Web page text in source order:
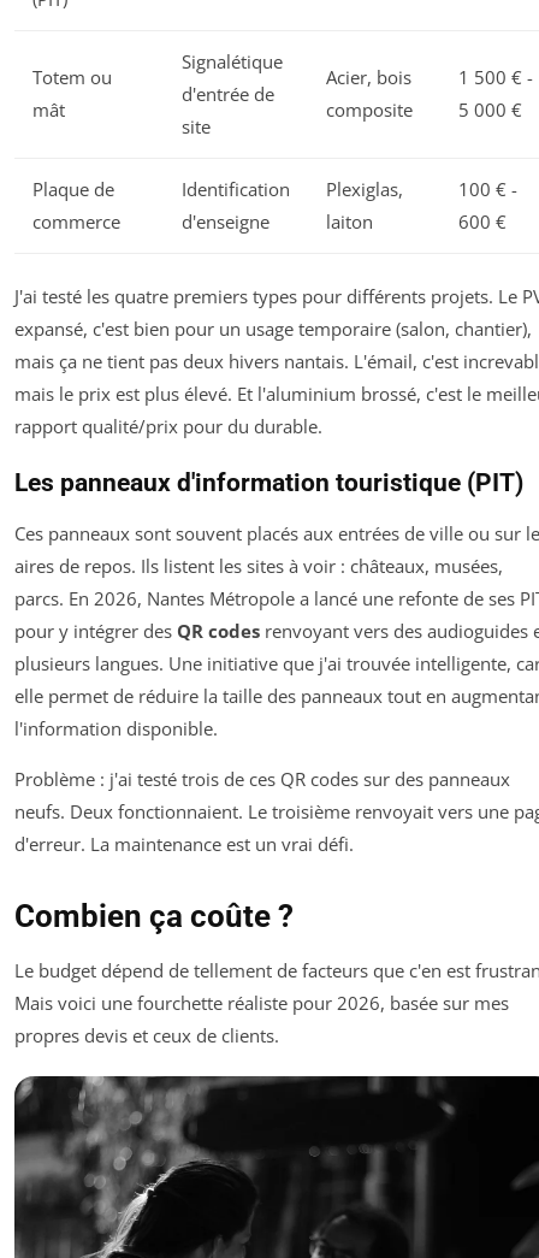
Totem ou
mât
Signalétique
d'entrée de
site
Acier, bois
composite
1 500 € -
5 000 €
Plaque de
commerce
Identification
d'enseigne
Plexiglas,
laiton
100 € -
600 €
J'ai testé les quatre premiers types pour différents projets. Le
expansé, c'est bien pour un usage temporaire (salon, chantier),
mais ça ne tient pas deux hivers nantais. L'émail, c'est
mais le prix est plus élevé. Et l'aluminium brossé, c'est le
rapport qualité/prix pour du durable.
Les panneaux d'information touristique (PIT)
Ces panneaux sont souvent placés aux entrées de ville ou sur
aires de repos. Ils listent les sites à voir : châteaux, musées,
parcs. En 2026, Nantes Métropole a lancé une refonte de ses
pour y intégrer des QR codes renvoyant vers des audioguides
plusieurs langues. Une initiative que j'ai trouvée intelligente,
elle permet de réduire la taille des panneaux tout en
l'information disponible.
Problème : j'ai testé trois de ces QR codes sur des panneaux
neufs. Deux fonctionnaient. Le troisième renvoyait vers une
d'erreur. La maintenance est un vrai défi.
Combien ça coûte ?
Le budget dépend de tellement de facteurs que c'en est
Mais voici une fourchette réaliste pour 2026, basée sur mes
propres devis et ceux de clients.